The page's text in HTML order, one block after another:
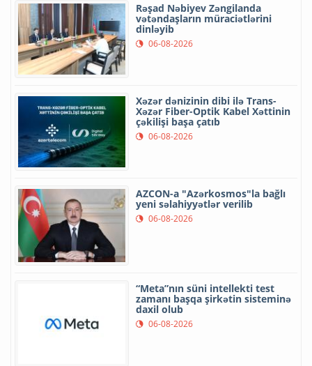
Rəşad Nəbiyev Zəngilanda
vətəndaşların müraciətlərini
dinləyib
06-08-2026
Xəzər dənizinin dibi ilə Trans-
Xəzər Fiber-Optik Kabel Xəttinin
çəkilişi başa çatıb
06-08-2026
AZCON-a "Azərkosmos"la bağlı
yeni səlahiyyətlər verilib
06-08-2026
“Meta”nın süni intellekti test
zamanı başqa şirkətin sisteminə
daxil olub
06-08-2026